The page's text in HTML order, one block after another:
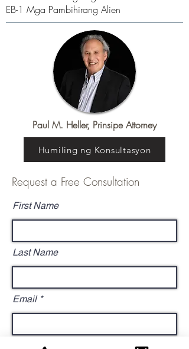
EB-1 Mga Pambihirang Alien
Paul M. Heller, Prinsipe Attorney
Humiling ng Konsultasyon
Request a Free Consultation
First Name
Last Name
Email